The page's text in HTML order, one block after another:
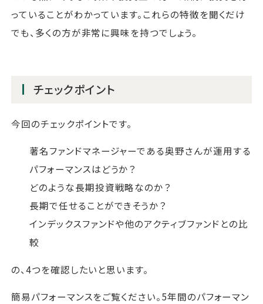
っていることがわかっています。これらの特徴を聞くだけ
でも、多くの方が非常に興味を持つでしょう。
チェックポイント
今回のチェックポイントです。
著名ファンドマネージャーである奥野さんが運用する
パフォーマンスはどうか？
どのような長期投資戦略なのか？
長期で任せることができそうか？
インデックスファンドや他のアクティブファンドとの比
較
の、4つを確認したいと思います。
簡易パフォーマンスをご覧ください。5年間のパフォーマン